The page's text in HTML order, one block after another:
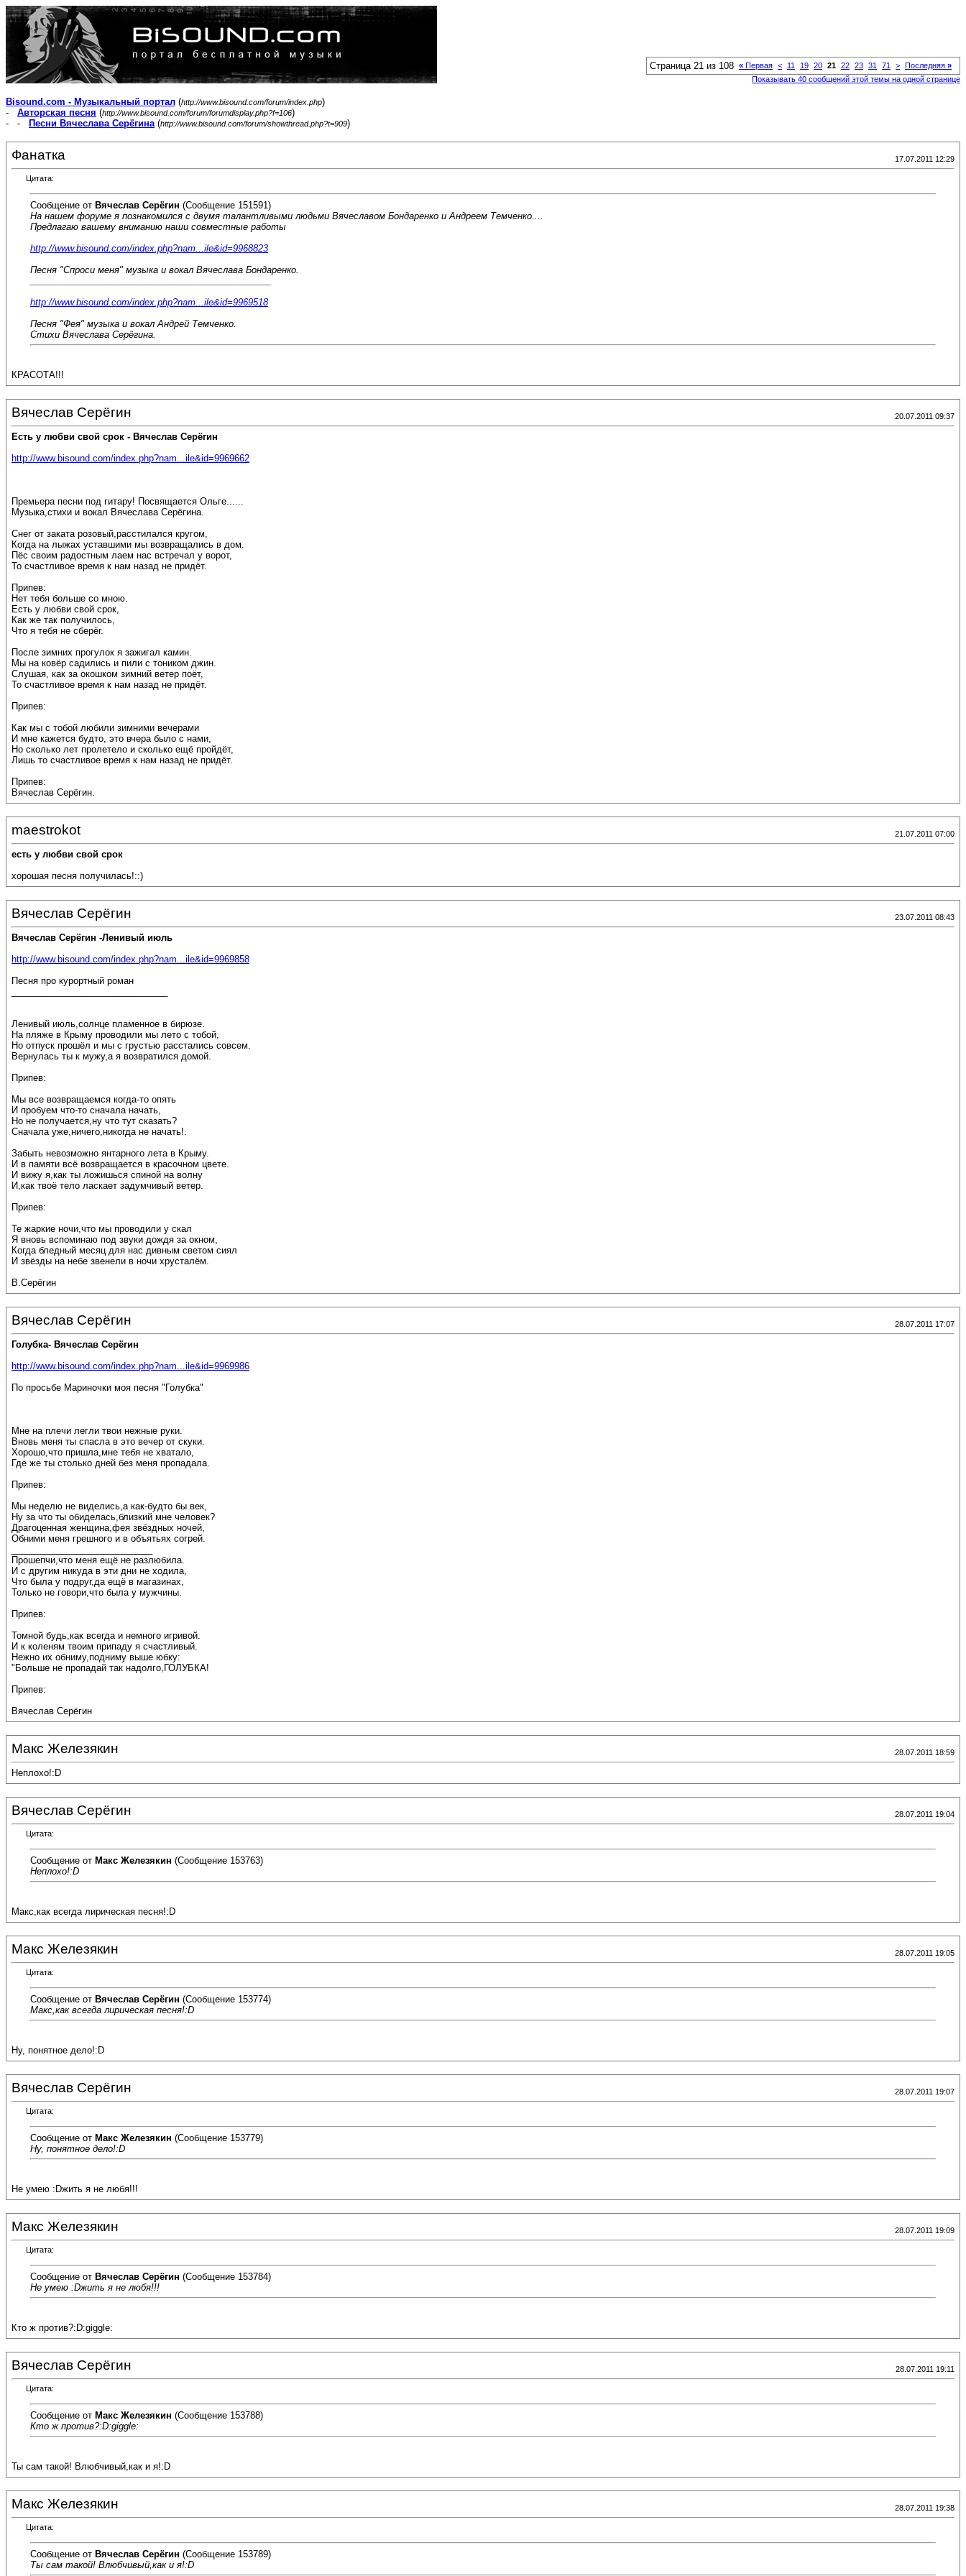
Страница 21 из 108 « Первая < 11 19 20 21 22 23 31 71 > Последняя »
Показывать 40 сообщений этой темы на одной странице
Bisound.com - Музыкальный портал (http://www.bisound.com/forum/index.php)
- Авторская песня (http://www.bisound.com/forum/forumdisplay.php?f=106)
- -
Песни Вячеслава Серёгина(http://www.bisound.com/forum/showthread.php?t=909)
Фанатка 17.07.2011 12:29
Цитата:
Сообщение от Вячеслав Серёгин (Сообщение 151591)
На нашем форуме я познакомился с двумя талантливыми людьми Вячеславом Бондаренко и Андреем Темченко....
Предлагаю вашему вниманию наши совместные работы
http://www.bisound.com/index.php?nam...ile&id=9968823
Песня "Спроси меня" музыка и вокал Вячеслава Бондаренко.
http://www.bisound.com/index.php?nam...ile&id=9969518
Песня "Фея" музыка и вокал Андрей Темченко.
Стихи Вячеслава Серёгина.
КРАСОТА!!!
Вячеслав Серёгин 20.07.2011 09:37
Есть у любви свой срок - Вячеслав Серёгин
http://www.bisound.com/index.php?nam...ile&id=9969662
Премьера песни под гитару! Посвящается Ольге......
Музыка,стихи и вокал Вячеслава Серёгина.
Снег от заката розовый,расстилался кругом,
Когда на лыжах уставшими мы возвращались в дом.
Пёс своим радостным лаем нас встречал у ворот,
То счастливое время к нам назад не придёт.
Припев:
Нет тебя больше со мною.
Есть у любви свой срок,
Как же так получилось,
Что я тебя не сберёг.
После зимних прогулок я зажигал камин.
Мы на ковёр садились и пили с тоником джин.
Слушая, как за окошком зимний ветер поёт,
То счастливое время к нам назад не придёт.
Припев:
Как мы с тобой любили зимними вечерами
И мне кажется будто, это вчера было с нами,
Но сколько лет пролетело и сколько ещё пройдёт,
Лишь то счастливое время к нам назад не придёт.
Припев:
Вячеслав Серёгин.
maestrokot 21.07.2011 07:00
есть у любви свой срок
хорошая песня получилась!::)
Вячеслав Серёгин 23.07.2011 08:43
Вячеслав Серёгин -Ленивый июль
http://www.bisound.com/index.php?nam...ile&id=9969858
Песня про курортный роман
Ленивый июль,солнце пламенное в бирюзе.
На пляже в Крыму проводили мы лето с тобой,
Но отпуск прошёл и мы с грустью расстались совсем.
Вернулась ты к мужу,а я возвратился домой.
Припев:
Мы все возвращаемся когда-то опять
И пробуем что-то сначала начать,
Но не получается,ну что тут сказать?
Сначала уже,ничего,никогда не начать!.
Забыть невозможно янтарного лета в Крыму.
И в памяти всё возвращается в красочном цвете.
И вижу я,как ты ложишься спиной на волну
И,как твоё тело ласкает задумчивый ветер.
Припев:
Те жаркие ночи,что мы проводили у скал
Я вновь вспоминаю под звуки дождя за окном,
Когда бледный месяц для нас дивным светом сиял
И звёзды на небе звенели в ночи хрусталём.
В.Серёгин
Вячеслав Серёгин 28.07.2011 17:07
Голубка- Вячеслав Серёгин
http://www.bisound.com/index.php?nam...ile&id=9969986
По просьбе Мариночки моя песня "Голубка"
Мне на плечи легли твои нежные руки.
Вновь меня ты спасла в это вечер от скуки.
Хорошо,что пришла,мне тебя не хватало,
Где же ты столько дней без меня пропадала.
Припев:
Мы неделю не виделись,а как-будто бы век,
Ну за что ты обиделась,близкий мне человек?
Драгоценная женщина,фея звёздных ночей,
Обними меня грешного и в объятьях согрей.
Прошепчи,что меня ещё не разлюбила.
И с другим никуда в эти дни не ходила,
Что была у подруг,да ещё в магазинах,
Только не говори,что была у мужчины.
Припев:
Томной будь,как всегда и немного игривой.
И к коленям твоим припаду я счастливый.
Нежно их обниму,подниму выше юбку:
"Больше не пропадай так надолго,ГОЛУБКА!
Припев:
Вячеслав Серёгин
Макс Железякин 28.07.2011 18:59
Неплохо!:D
Вячеслав Серёгин 28.07.2011 19:04
Цитата:
Сообщение от Макс Железякин (Сообщение 153763)
Неплохо!:D
Макс,как всегда лирическая песня!:D
Макс Железякин 28.07.2011 19:05
Цитата:
Сообщение от Вячеслав Серёгин (Сообщение 153774)
Макс,как всегда лирическая песня!:D
Ну, понятное дело!:D
Вячеслав Серёгин 28.07.2011 19:07
Цитата:
Сообщение от Макс Железякин (Сообщение 153779)
Ну, понятное дело!:D
Не умею :Dжить я не любя!!!
Макс Железякин 28.07.2011 19:09
Цитата:
Сообщение от Вячеслав Серёгин (Сообщение 153784)
Не умею :Dжить я не любя!!!
Кто ж против?:D:giggle:
Вячеслав Серёгин 28.07.2011 19:11
Цитата:
Сообщение от Макс Железякин (Сообщение 153788)
Кто ж против?:D:giggle:
Ты сам такой! Влюбчивый,как и я!:D
Макс Железякин 28.07.2011 19:38
Цитата:
Сообщение от Вячеслав Серёгин (Сообщение 153789)
Ты сам такой! Влюбчивый,как и я!:D